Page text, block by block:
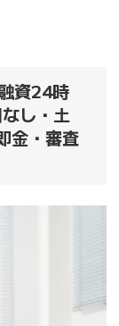
資24時
し・土
金・審査